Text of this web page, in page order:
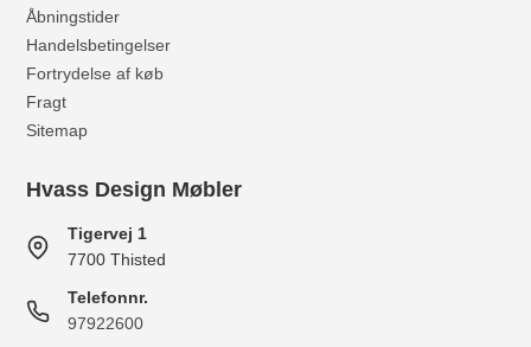
Åbningstider
Handelsbetingelser
Fortrydelse af køb
Fragt
Sitemap
Hvass Design Møbler
Tigervej 1
7700 Thisted
Telefonnr.
97922600